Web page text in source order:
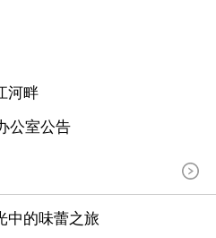
河畔
公室公告
中的味蕾之旅